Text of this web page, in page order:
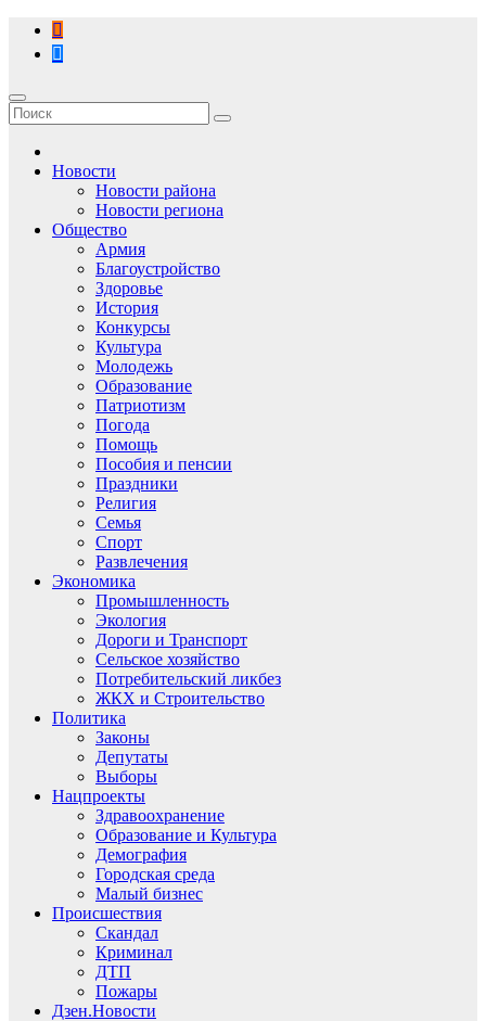
Перейти
содержимому
Новости
Новости района
Новости региона
Общество
Армия
Благоустройство
Здоровье
История
Конкурсы
Культура
Молодежь
Образование
Патриотизм
Погода
Помощь
Пособия и пенсии
Праздники
Религия
Семья
Спорт
Развлечения
Экономика
Промышленность
Экология
Дороги и Транспорт
Сельское хозяйство
Потребительский ликбез
ЖКХ и Строительство
Политика
Законы
Депутаты
Выборы
Нацпроекты
Здравоохранение
Образование и Культура
Демография
Городская среда
Малый бизнес
Происшествия
Скандал
Криминал
ДТП
Пожары
Дзен.Новости